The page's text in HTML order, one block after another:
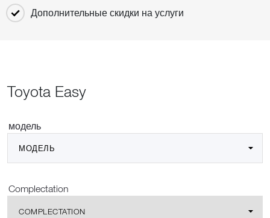
Дополнительные скидки на услуги
Toyota Easy
модель
МОДЕЛЬ
Complectation
COMPLECTATION